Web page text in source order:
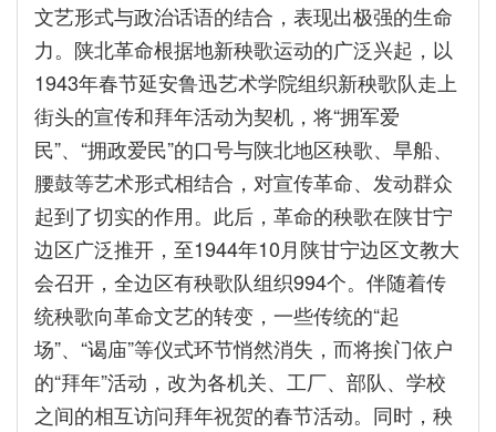
文艺形式与政治话语的结合，表现出极强的生命
力。陕北革命根据地新秧歌运动的广泛兴起，以
1943年春节延安鲁迅艺术学院组织新秧歌队走上
街头的宣传和拜年活动为契机，将“拥军爱
民”、“拥政爱民”的口号与陕北地区秧歌、旱船、
腰鼓等艺术形式相结合，对宣传革命、发动群众
起到了切实的作用。此后，革命的秧歌在陕甘宁
边区广泛推开，至1944年10月陕甘宁边区文教大
会召开，全边区有秧歌队组织994个。伴随着传
统秧歌向革命文艺的转变，一些传统的“起
场”、“谒庙”等仪式环节悄然消失，而将挨门依户
的“拜年”活动，改为各机关、工厂、部队、学校
之间的相互访问拜年祝贺的春节活动。同时，秧